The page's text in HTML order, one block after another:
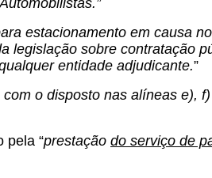
estacionamento em causa
legislação sobre contratação
entidade adjudicante.”
o disposto nas alíneas e),
pela “prestação do serviço de